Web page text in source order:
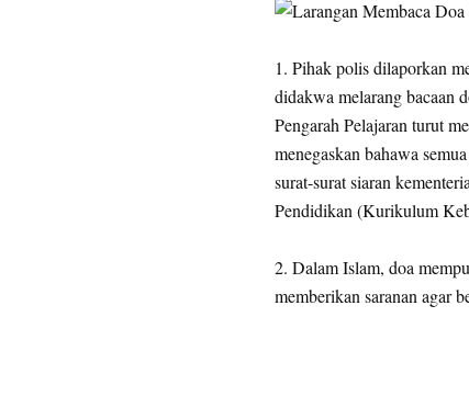
1. Pihak polis dilaporkan
didakwa melarang bacaan
Pengarah Pelajaran turut
menegaskan bahawa
surat-surat siaran
Pendidikan (Kurikulum
2. Dalam Islam, doa
memberikan saranan agar